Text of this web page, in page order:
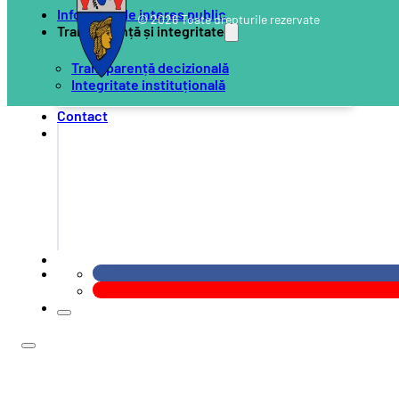
Informații de interes public
Transparență și integritate
Transparență decizională
Integritate instituțională
Contact
© 2026 Toate drepturile rezervate